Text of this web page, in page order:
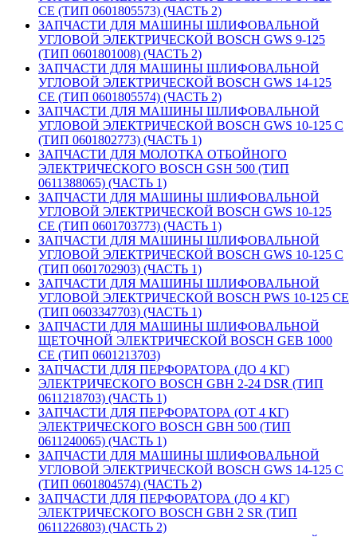
CE (ТИП 0601805573) (ЧАСТЬ 2)
ЗАПЧАСТИ ДЛЯ МАШИНЫ ШЛИФОВАЛЬНОЙ
УГЛОВОЙ ЭЛЕКТРИЧЕСКОЙ BOSCH GWS 9-125
(ТИП 0601801008) (ЧАСТЬ 2)
ЗАПЧАСТИ ДЛЯ МАШИНЫ ШЛИФОВАЛЬНОЙ
УГЛОВОЙ ЭЛЕКТРИЧЕСКОЙ BOSCH GWS 14-125
CE (ТИП 0601805574) (ЧАСТЬ 2)
ЗАПЧАСТИ ДЛЯ МАШИНЫ ШЛИФОВАЛЬНОЙ
УГЛОВОЙ ЭЛЕКТРИЧЕСКОЙ BOSCH GWS 10-125 C
(ТИП 0601802773) (ЧАСТЬ 1)
ЗАПЧАСТИ ДЛЯ МОЛОТКА ОТБОЙНОГО
ЭЛЕКТРИЧЕСКОГО BOSCH GSH 500 (ТИП
0611388065) (ЧАСТЬ 1)
ЗАПЧАСТИ ДЛЯ МАШИНЫ ШЛИФОВАЛЬНОЙ
УГЛОВОЙ ЭЛЕКТРИЧЕСКОЙ BOSCH GWS 10-125
CE (ТИП 0601703773) (ЧАСТЬ 1)
ЗАПЧАСТИ ДЛЯ МАШИНЫ ШЛИФОВАЛЬНОЙ
УГЛОВОЙ ЭЛЕКТРИЧЕСКОЙ BOSCH GWS 10-125 C
(ТИП 0601702903) (ЧАСТЬ 1)
ЗАПЧАСТИ ДЛЯ МАШИНЫ ШЛИФОВАЛЬНОЙ
УГЛОВОЙ ЭЛЕКТРИЧЕСКОЙ BOSCH PWS 10-125 CE
(ТИП 0603347703) (ЧАСТЬ 1)
ЗАПЧАСТИ ДЛЯ МАШИНЫ ШЛИФОВАЛЬНОЙ
ЩЕТОЧНОЙ ЭЛЕКТРИЧЕСКОЙ BOSCH GEB 1000
CE (ТИП 0601213703)
ЗАПЧАСТИ ДЛЯ ПЕРФОРАТОРА (ДО 4 КГ)
ЭЛЕКТРИЧЕСКОГО BOSCH GBH 2-24 DSR (ТИП
0611218703) (ЧАСТЬ 1)
ЗАПЧАСТИ ДЛЯ ПЕРФОРАТОРА (ОТ 4 КГ)
ЭЛЕКТРИЧЕСКОГО BOSCH GBH 500 (ТИП
0611240065) (ЧАСТЬ 1)
ЗАПЧАСТИ ДЛЯ МАШИНЫ ШЛИФОВАЛЬНОЙ
УГЛОВОЙ ЭЛЕКТРИЧЕСКОЙ BOSCH GWS 14-125 C
(ТИП 0601804574) (ЧАСТЬ 2)
ЗАПЧАСТИ ДЛЯ ПЕРФОРАТОРА (ДО 4 КГ)
ЭЛЕКТРИЧЕСКОГО BOSCH GBH 2 SR (ТИП
0611226803) (ЧАСТЬ 2)